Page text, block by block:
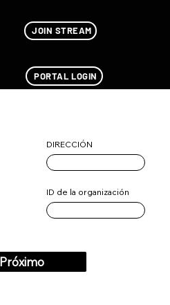
JOIN STREAM
PORTAL LOGIN
DIRECCIÓN
Próximo
ID de la organización